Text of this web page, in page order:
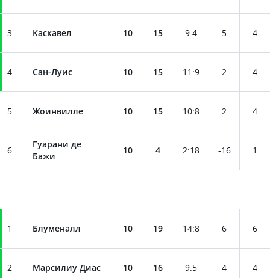
3 Каскавел 10 15 9:4 5 4
4 Сан-Луис 10 15 11 :9 2 4
5 Жоинвилле 10 15 10:8 2 4
6
Гуарани де
Бажи
10 4 2:18 -16 1
1 Блуменалл 10 19 14:8 6 6
2 Марсилиу Диас 10 16 9:5 4 4